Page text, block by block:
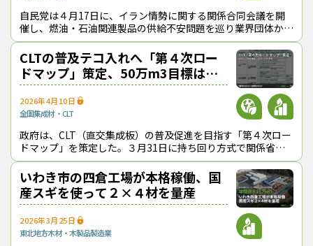
自民党は４月17日に、イラン情勢に関する関係合同会議を開
催し、燃油・石油関連製品の供給不安問題を巡り業界団体から
ヒアリングを行った。 林業・木材産業界からは日本林業協会
の島田泰助会長が出席して
CLTの普及テコ入れへ「第４次ロー
ドマップ」策定、50万m3目標は変
えず
2026年4月10日
全国集成材・CLT
政府は、CLT（直交集成板）の普及促進を目指す「第４次ロー
ドマップ」を策定した。３月31日に持ち回り方式で関係省庁
連絡会議を開き、決定した。 CLTの普及に向けたロードマップ
は、2014年に初
いわき市の四倉工場が本格稼働、国
産スギを使って２×４材を量産
2026年3月25日
東北地方木材・木製品製造業